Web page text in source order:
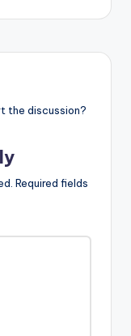
the discussion?
Required fields